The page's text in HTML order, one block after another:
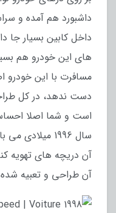
داشبورد هم آمده و
داخل کابین بسیار جا
های این خودرو هم
مسافرت با این
دست ندهد، در کل
است و شما اصلا
سال 1996
آن دریچه های تهویه
آن طراحی و تعبیه